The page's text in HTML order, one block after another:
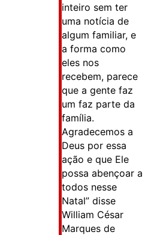
inteiro sem ter
uma notícia de
algum familiar, e
a forma como
eles nos
recebem, parece
que a gente faz
um faz parte da
família.
Agradecemos a
Deus por essa
ação e que Ele
possa abençoar a
todos nesse
Natal” disse
William César
Marques de